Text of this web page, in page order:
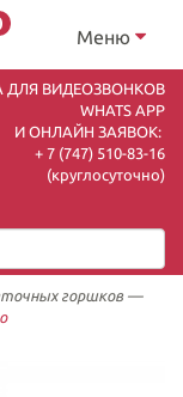
Меню
ДЛЯ ВИДЕОЗВОНКОВ
WHATS APP
И ОНЛАЙН ЗАЯВОК:
+ 7 (747) 510-83-16
(круглосуточно)
горшков —